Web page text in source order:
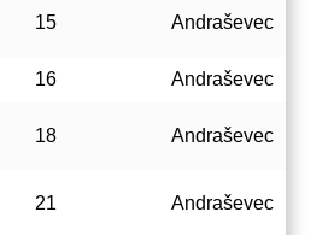
15 Andraševec
16 Andraševec
18 Andraševec
21 Andraševec